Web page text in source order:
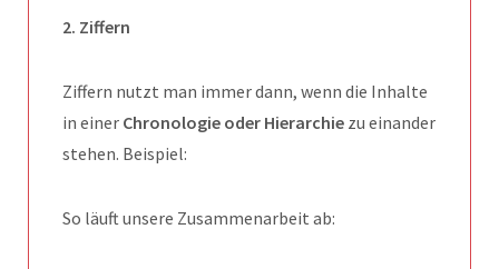
2. Ziffern
Ziffern nutzt man immer dann, wenn die Inhalte
in einer Chronologie oder Hierarchie zu einander
stehen. Beispiel:
So läuft unsere Zusammenarbeit ab: